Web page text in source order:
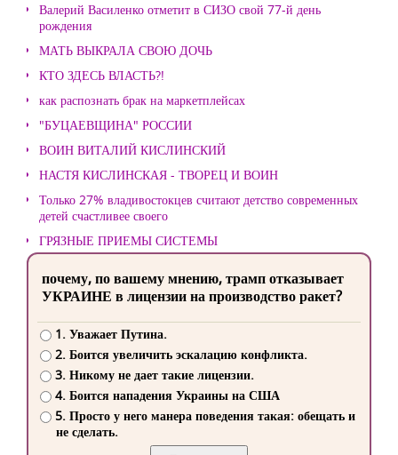
Валерий Василенко отметит в СИЗО свой 77-й день
рождения
МАТЬ ВЫКРАЛА СВОЮ ДОЧЬ
КТО ЗДЕСЬ ВЛАСТЬ?!
как распознать брак на маркетплейсах
"БУЦАЕВЩИНА" РОССИИ
ВОИН ВИТАЛИЙ КИСЛИНСКИЙ
НАСТЯ КИСЛИНСКАЯ - ТВОРЕЦ И ВОИН
Только 27% владивостокцев считают детство современных
детей счастливее своего
ГРЯЗНЫЕ ПРИЕМЫ СИСТЕМЫ
почему, по вашему мнению, трамп отказывает
УКРАИНЕ в лицензии на производство ракет?
1. Уважает Путина.
2. Боится увеличить эскалацию конфликта.
3. Никому не дает такие лицензии.
4. Боится нападения Украины на США
5. Просто у него манера поведения такая: обещать и
не сделать.